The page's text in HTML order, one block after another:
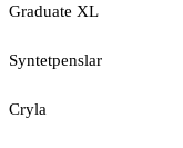
Graduate XL
Syntetpenslar
Cryla